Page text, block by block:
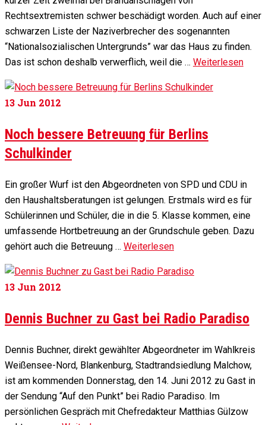
Rechtsextremisten schwer beschädigt worden. Auch auf einer
schwarzen Liste der Naziverbrecher des sogenannten
“Nationalsozialischen Untergrunds” war das Haus zu finden.
Das ist schon deshalb verwerflich, weil die … Weiterlesen
13 Jun 2012
Noch bessere Betreuung für Berlins
Schulkinder
Ein großer Wurf ist den Abgeordneten von SPD und CDU in
den Haushaltsberatungen ist gelungen. Erstmals wird es für
Schülerinnen und Schüler, die in die 5. Klasse kommen, eine
umfassende Hortbetreuung an der Grundschule geben. Dazu
gehört auch die Betreuung … Weiterlesen
13 Jun 2012
Dennis Buchner zu Gast bei Radio Paradiso
Dennis Buchner, direkt gewählter Abgeordneter im Wahlkreis
Weißensee-Nord, Blankenburg, Stadtrandsiedlung Malchow,
ist am kommenden Donnerstag, den 14. Juni 2012 zu Gast in
der Sendung “Auf den Punkt” bei Radio Paradiso. Im
persönlichen Gespräch mit Chefredakteur Matthias Gülzow